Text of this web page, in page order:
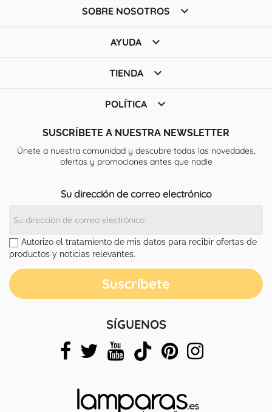
SOBRE NOSOTROS 
AYUDA 
TIENDA 
POLÍTICA 
SUSCRÍBETE A NUESTRA NEWSLETTER
Únete a nuestra comunidad y descubre todas las novedades,
ofertas y promociones antes que nadie
Su dirección de correo electrónico
Autorizo el tratamiento de mis datos para recibir ofertas de
productos y noticias relevantes.
SÍGUENOS